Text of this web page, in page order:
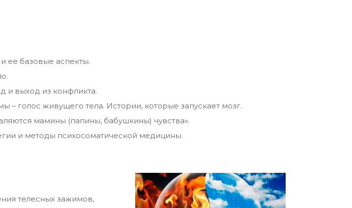
ее базовые аспекты.
и выход из конфликта.
голос живущего тела. Истории, которые запускает мозг.
мамины (папины, бабушкины) чувства».
и методы психосоматической медицины.
телесных зажимов,